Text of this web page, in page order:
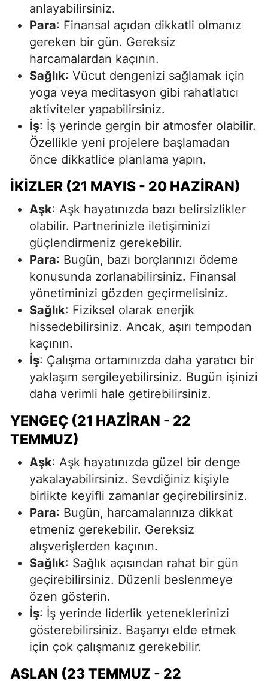
anlayabilirsiniz.
Para: Finansal açıdan dikkatli olmanız
gereken bir gün. Gereksiz
harcamalardan kaçının.
Sağlık: Vücut dengenizi sağlamak için
yoga veya meditasyon gibi rahatlatıcı
aktiviteler yapabilirsiniz.
İş: İş yerinde gergin bir atmosfer olabilir.
Özellikle yeni projelere başlamadan
önce dikkatlice planlama yapın.
İKIZLER (21 MAYIS - 20 HAZIRAN)
Aşk: Aşk hayatınızda bazı belirsizlikler
olabilir. Partnerinizle iletişiminizi
güçlendirmeniz gerekebilir.
Para: Bugün, bazı borçlarınızı ödeme
konusunda zorlanabilirsiniz. Finansal
yönetiminizi gözden geçirmelisiniz.
Sağlık: Fiziksel olarak enerjik
hissedebilirsiniz. Ancak, aşırı tempodan
kaçının.
İş: Çalışma ortamınızda daha yaratıcı bir
yaklaşım sergileyebilirsiniz. Bugün işinizi
daha verimli hale getirebilirsiniz.
YENGEÇ (21 HAZIRAN - 22
TEMMUZ)
Aşk: Aşk hayatınızda güzel bir denge
yakalayabilirsiniz. Sevdiğiniz kişiyle
birlikte keyifli zamanlar geçirebilirsiniz.
Para: Bugün, harcamalarınıza dikkat
etmeniz gerekebilir. Gereksiz
alışverişlerden kaçının.
Sağlık: Sağlık açısından rahat bir gün
geçirebilirsiniz. Düzenli beslenmeye
özen gösterin.
İş: İş yerinde liderlik yeteneklerinizi
gösterebilirsiniz. Başarıyı elde etmek
için çok çalışmanız gerekebilir.
ASLAN (23 TEMMUZ - 22